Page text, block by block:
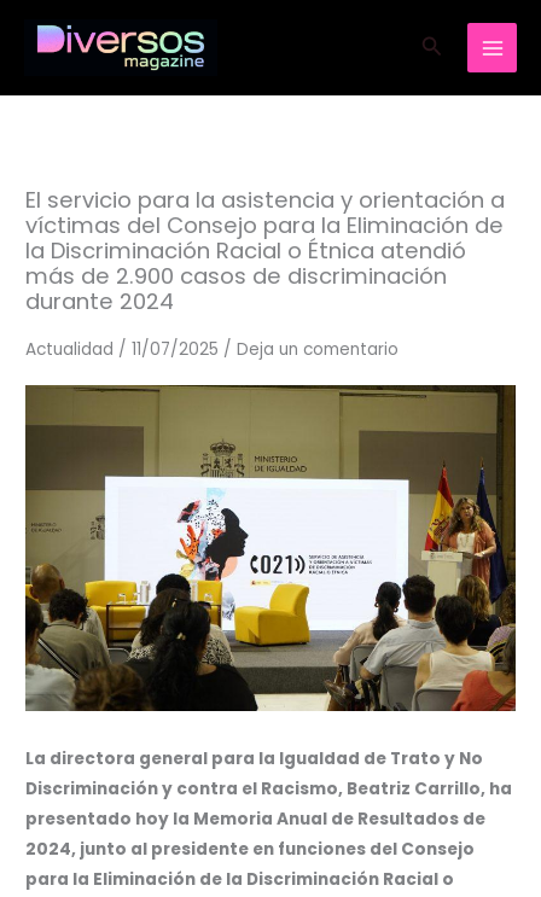
Buscar
El servicio para la asistencia y orientación a
víctimas del Consejo para la Eliminación de
la Discriminación Racial o Étnica atendió
más de 2.900 casos de discriminación
durante 2024
Actualidad /11/07/2025 /Deja un comentario
La directora general para la Igualdad de Trato y No
Discriminación y contra el Racismo, Beatriz Carrillo, ha
presentado hoy la Memoria Anual de Resultados de
2024, junto al presidente en funciones del Consejo
para la Eliminación de la Discriminación Racial o